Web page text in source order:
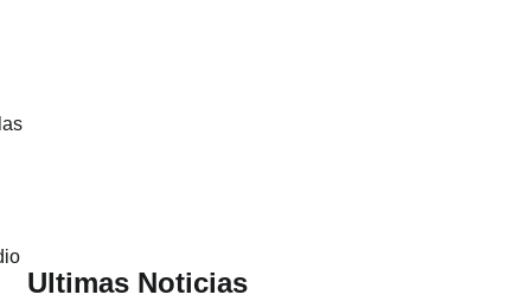
Ultimas Noticias